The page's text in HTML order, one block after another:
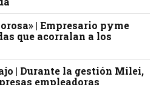
| Empresario pyme
que acorralan a los
| Durante la gestión Milei,
empleadoras